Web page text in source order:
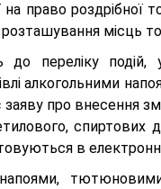
на право
місць
переліку подій,
алкогольними
про внесення
спиртових
в
напоями,